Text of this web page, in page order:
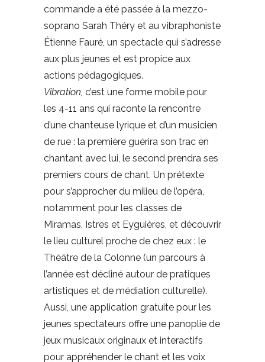
commande a été passée à la mezzo-
soprano Sarah Théry et au vibraphoniste
Étienne Fauré, un spectacle qui s’adresse
aux plus jeunes et est propice aux
actions pédagogiques.
Vibration, c’est une forme mobile pour
les 4-11 ans qui raconte la rencontre
d’une chanteuse lyrique et d’un musicien
de rue : la première guérira son trac en
chantant avec lui, le second prendra ses
premiers cours de chant. Un prétexte
pour s’approcher du milieu de l’opéra,
notamment pour les classes de
Miramas, Istres et Eyguières, et découvrir
le lieu culturel proche de chez eux : le
Théâtre de la Colonne (un parcours à
l’année est décliné autour de pratiques
artistiques et de médiation culturelle).
Aussi, une application gratuite pour les
jeunes spectateurs offre une panoplie de
jeux musicaux originaux et interactifs
pour appréhender le chant et les voix